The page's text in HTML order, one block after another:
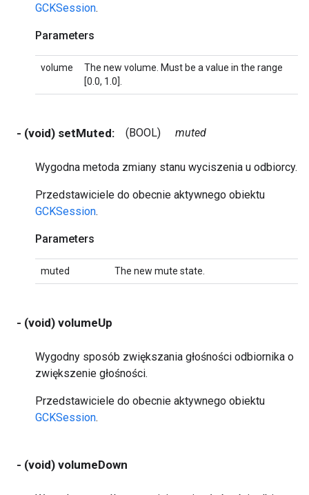
GCKSession.
Parameters
volume
The new volume. Must be a value in the range
[0.0, 1.0].
- (void) setMuted: (BOOL) muted
Wygodna metoda zmiany stanu wyciszenia u odbiorcy.
Przedstawiciele do obecnie aktywnego obiektu
GCKSession.
Parameters
muted The new mute state.
- (void) volumeUp
Wygodny sposób zwiększania głośności odbiornika o
zwiększenie głośności.
Przedstawiciele do obecnie aktywnego obiektu
GCKSession.
- (void) volumeDown